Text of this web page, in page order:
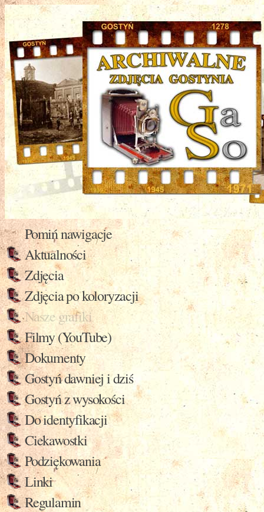
Pomiń nawigacje
Aktualności
Zdjęcia
Zdjęcia po koloryzacji
Nasze grafiki
Filmy (YouTube)
Dokumenty
Gostyń dawniej i dziś
Gostyń z wysokości
Do identyfikacji
Ciekawostki
Podziękowania
Linki
Regulamin